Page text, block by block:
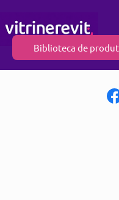
Biblioteca de